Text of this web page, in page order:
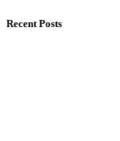
Recent Posts